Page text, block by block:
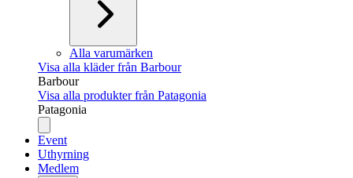
Alla varumärken
Visa alla kläder från Barbour
Barbour
Visa alla produkter från Patagonia
Patagonia
Event
Uthyrning
Medlem